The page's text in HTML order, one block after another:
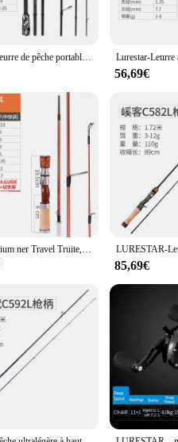
Lurestar-Leurre de pêche portable en carbone pour eau douce, guides Fuji, filature, prise en compte du plus récent bar, voyage, nouveauté, 2025
56,69€
Lurestar-Rium ner Travel Truite, 1.57m, action UL, 4 sections, filature d'eau douce, prise en compte du plus récent manche en bois, nouveau
85,69€